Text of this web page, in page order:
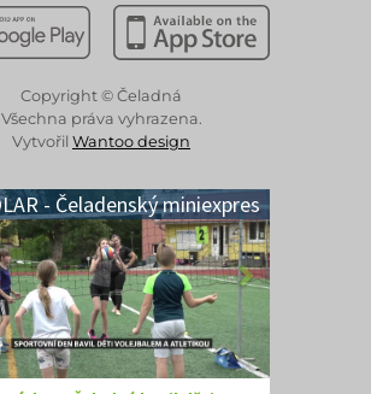
Stáhnout z Google PlayStáhnout z Apple App
Copyright © Čeladná
Všechna práva vyhrazena.
Vytvořil Wantoo design